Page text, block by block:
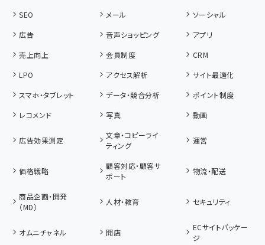
SEO メール
ソーシャル
広告
音声ショッピング
アプリ
売上向上
会員制度
CRM
LPO
アクセス解析
サイト最適化
スマホ・タブレット
データ・競合分析
ポイント制度
レコメンド
写真 動画
広告効果測定
文章・コピーライ
ティング
運営
価格戦略
顧客対応・顧客サ
ポート
物流・配送
商品企画・開発
（MD）
人材・教育 セキュリティ
オムニチャネル 開店
ECサイトパッケー
ジ